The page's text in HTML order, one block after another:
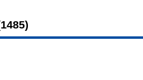
1485)